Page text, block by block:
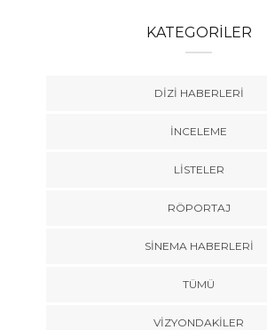
KATEGORILER
DIZI HABERLERI
İNCELEME
LISTELER
RÖPORTAJ
SINEMA HABERLERI
TÜMÜ
VIZYONDAKILER